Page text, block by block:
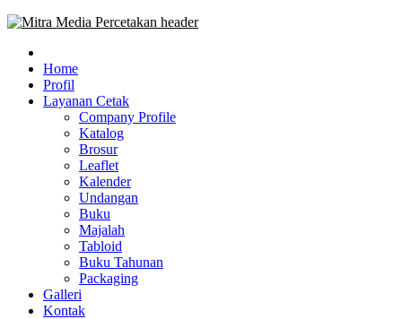
Mitra Media Percetakan Bekasi
0813-1670-6191
0813-1670-6191 (Call/WA) Perusahaan Tempat Alamat Jasa Pusat
Percetakan Bekasi Barat Timur Utara Selatan Murah 24 Jam
Home
Profil
Layanan Cetak
Company Profile
Katalog
Brosur
Leaflet
Kalender
Undangan
Buku
Majalah
Tabloid
Buku Tahunan
Packaging
Galleri
Kontak